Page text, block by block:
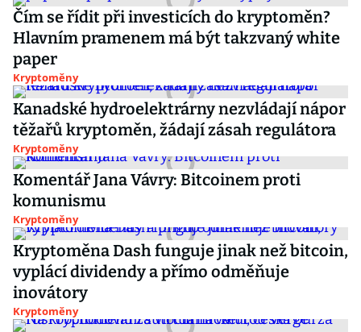
Čím se řídit při investicích do kryptoměn?
Hlavním pramenem má být takzvaný white
paper
Kryptoměny
Kanadské hydroelektrárny nezvládají nápor
těžařů kryptoměn, žádají zásah regulátora
Kryptoměny
Komentář Jana Vávry: Bitcoinem proti
komunismu
Kryptoměny
Kryptoměna Dash funguje jinak než bitcoin,
vyplácí dividendy a přímo odměňuje
inovátory
Kryptoměny